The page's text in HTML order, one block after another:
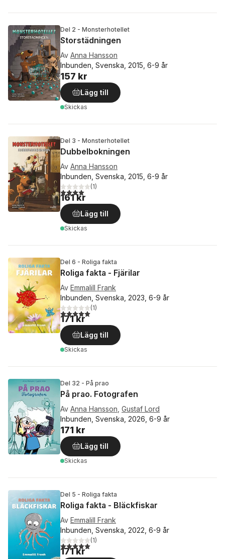
Del 2 - Monsterhotellet
Storstädningen
Av Anna Hansson
Inbunden, Svenska, 2015, 6-9 år
157 kr
Lägg till
Skickas
Del 3 - Monsterhotellet
Dubbelbokningen
Av Anna Hansson
Inbunden, Svenska, 2015, 6-9 år
4,0utav 5 stjärnor. Totalt antal röster:
(1)
161 kr
Lägg till
Skickas
Del 6 - Roliga fakta
Roliga fakta - Fjärilar
Av Emmalill Frank
Inbunden, Svenska, 2023, 6-9 år
5,0utav 5 stjärnor. Totalt antal röster:
(1)
171 kr
Lägg till
Skickas
Del 32 - På prao
På prao. Fotografen
Av Anna Hansson Gustaf Lord
Inbunden, Svenska, 2026, 6-9 år
171 kr
Lägg till
Skickas
Del 5 - Roliga fakta
Roliga fakta - Bläckfiskar
Av Emmalill Frank
Inbunden, Svenska, 2022, 6-9 år
5,0utav 5 stjärnor. Totalt antal röster:
(1)
171 kr